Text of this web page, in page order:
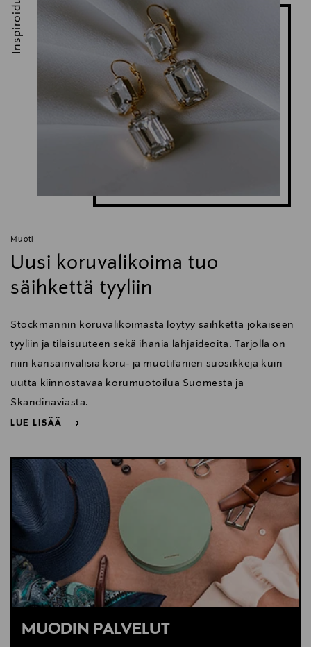
Muoti
Uusi koruvalikoima tuo
säihkettä tyyliin
Stockmannin koruvalikoimasta löytyy säihkettä jokaiseen
tyyliin ja tilaisuuteen sekä ihania lahjaideoita. Tarjolla on
niin kansainvälisiä koru- ja muotifanien suosikkeja kuin
uutta kiinnostavaa korumuotoilua Suomesta ja
Skandinaviasta.
LUE LISÄÄ
Inspiroidu
LUE LISÄÄ
MUODIN PALVELUT